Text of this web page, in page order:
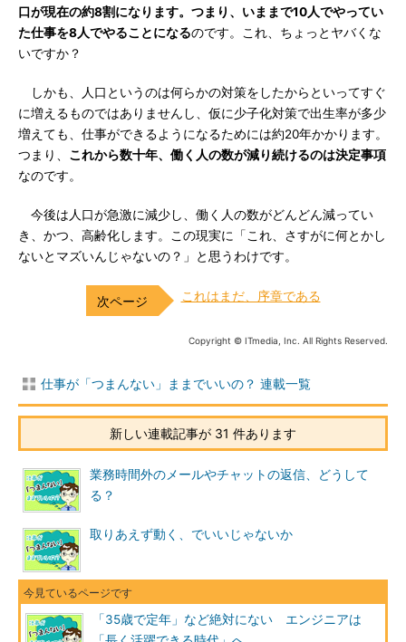
口が現在の約8割になります。つまり、いままで10人でやってい
た仕事を8人でやることになるのです。これ、ちょっとヤバくな
いですか？
しかも、人口というのは何らかの対策をしたからといってすぐ
に増えるものではありませんし、仮に少子化対策で出生率が多少
増えても、仕事ができるようになるためには約20年かかります。
つまり、 これから数十年、働く人の数が減り続けるのは決定事項
なのです。
今後は人口が急激に減少し、働く人の数がどんどん減ってい
き、かつ、高齢化します。この現実に「これ、さすがに何とかし
ないとマズいんじゃないの？」と思うわけです。
これはまだ、序章である
Copyright © ITmedia, Inc. All Rights Reserved.
仕事が「つまんない」ままでいいの？ 連載一覧
新しい連載記事が 31 件あります
業務時間外のメールやチャットの返信、どうして
る？
取りあえず動く、でいいじゃないか
「35歳で定年」など絶対にない エンジニアは